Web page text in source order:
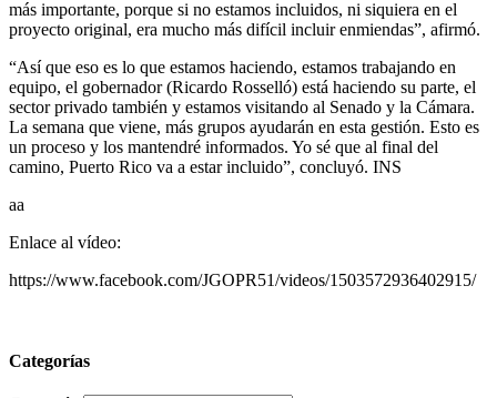
más importante, porque si no estamos incluidos, ni siquiera en el
proyecto original, era mucho más difícil incluir enmiendas”, afirmó.
“Así que eso es lo que estamos haciendo, estamos trabajando en
equipo, el gobernador (Ricardo Rosselló) está haciendo su parte, el
sector privado también y estamos visitando al Senado y la Cámara.
La semana que viene, más grupos ayudarán en esta gestión. Esto es
un proceso y los mantendré informados. Yo sé que al final del
camino, Puerto Rico va a estar incluido”, concluyó. INS
aa
Enlace al vídeo:
https://www.facebook.com/JGOPR51/videos/1503572936402915/
Categorías